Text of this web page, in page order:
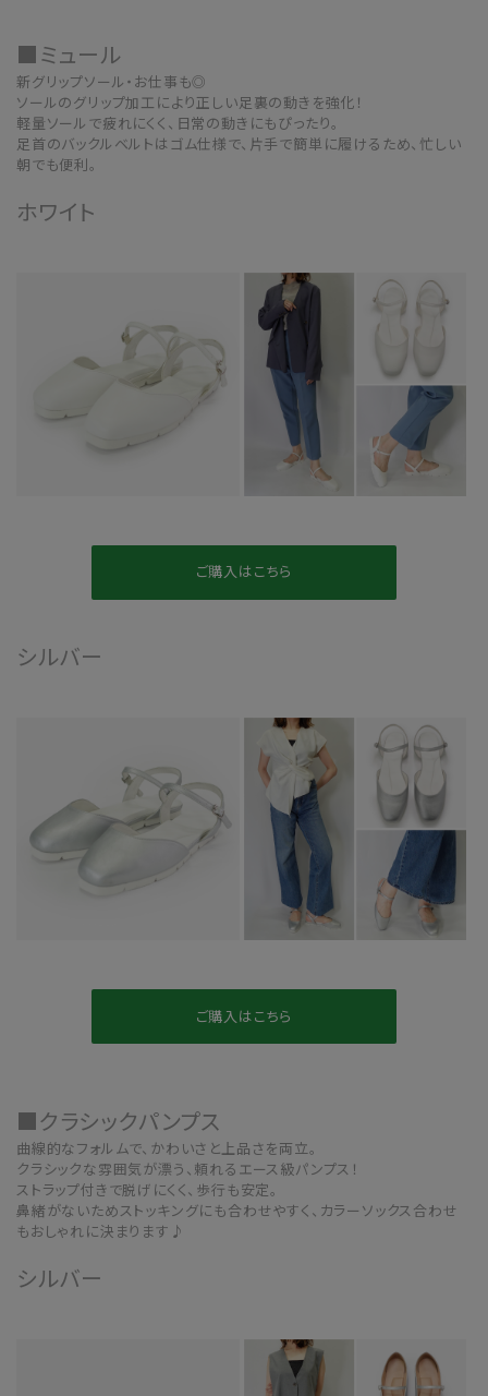
■ミュール
新グリップソール・お仕事も◎
ソールのグリップ加工により正しい足裏の動きを強化！
軽量ソールで疲れにくく、日常の動きにもぴったり。
足首のバックルベルトはゴム仕様で、片手で簡単に履けるため、忙しい
朝でも便利。
ホワイト
ご購入はこちら
シルバー
ご購入はこちら
■クラシックパンプス
曲線的なフォルムで、かわいさと上品さを両立。
クラシックな雰囲気が漂う、頼れるエース級パンプス！
ストラップ付きで脱げにくく、歩行も安定。
鼻緒がないためストッキングにも合わせやすく、カラーソックス合わせ
もおしゃれに決まります♪
シルバー